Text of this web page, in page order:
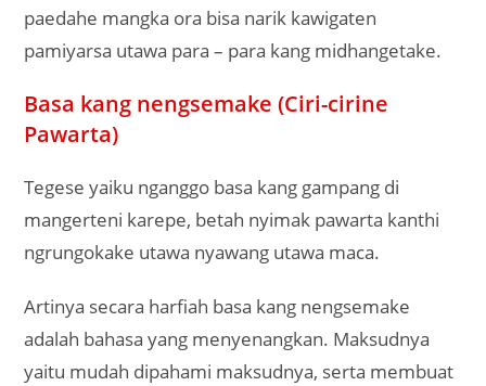
paedahe mangka ora bisa narik kawigaten
pamiyarsa utawa para – para kang midhangetake.
Basa kang nengsemake (Ciri-cirine
Pawarta)
Tegese yaiku nganggo basa kang gampang di
mangerteni karepe, betah nyimak pawarta kanthi
ngrungokake utawa nyawang utawa maca.
Artinya secara harfiah basa kang nengsemake
adalah bahasa yang menyenangkan. Maksudnya
yaitu mudah dipahami maksudnya, serta membuat